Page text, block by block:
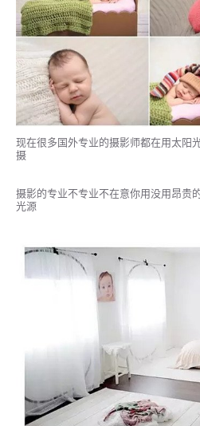
现在很多国外专业的摄影师都在用太阳
摄
摄影的专业不专业不在意你用没用昂贵
光源